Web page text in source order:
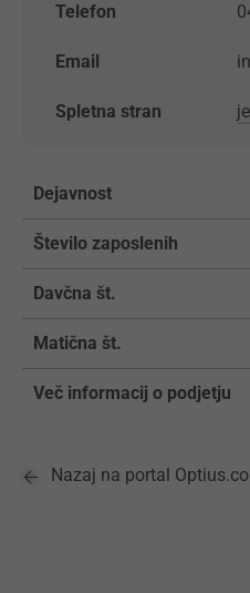
Telefon
Email
Spletna stran
Dejavnost
Število zaposlenih
Davčna št.
Matična št.
Več informacij o podjetju
Nazaj na portal